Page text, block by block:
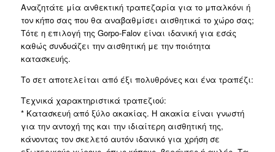
Αναζητάτε μία ανθεκτική τραπεζαρία για το μπαλκόνι ή
τον κήπο σας που θα αναβαθμίσει αισθητικά το χώρο σας;
Τότε η επιλογή της Gorpo-Falov είναι ιδανική για εσάς
καθώς συνδυάζει την αισθητική με την ποιότητα
κατασκευής.
Το σετ αποτελείται από έξι πολυθρόνες και ένα τραπέζι:
Τεχνικά χαρακτηριστικά τραπεζιού:
* Κατασκευή από ξύλο ακακίας. Η ακακία είναι γνωστή
για την αντοχή της και την ιδιαίτερη αισθητική της,
κάνοντας τον σκελετό αυτόν ιδανικό για χρήση σε